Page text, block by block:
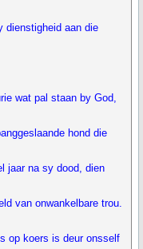
dienstigheid aan die
wat pal staan by God,
hond die
jaar na sy dood, dien
van onwankelbare trou.
op koers is deur onsself